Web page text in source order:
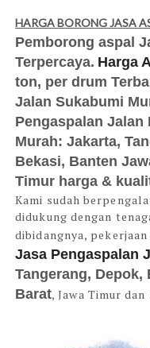
HARGA BORONG JASA
Pemborong aspal
Terpercaya. Harga
ton, per drum
Jalan Sukabumi
Pengaspalan
Murah: Jakarta,
Bekasi, Banten
Timur harga &
Kami sudah
didukung dengan
dibidangnya,
Jasa Pengaspalan
Tangerang, Depok,
Barat, Jawa Timur